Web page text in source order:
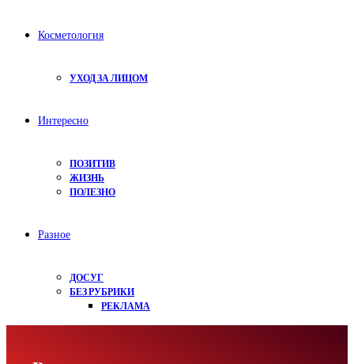
Косметология
УХОД ЗА ЛИЦОМ
Интересно
ПОЗИТИВ
ЖИЗНЬ
ПОЛЕЗНО
Разное
ДОСУГ
БЕЗ РУБРИКИ
РЕКЛАМА